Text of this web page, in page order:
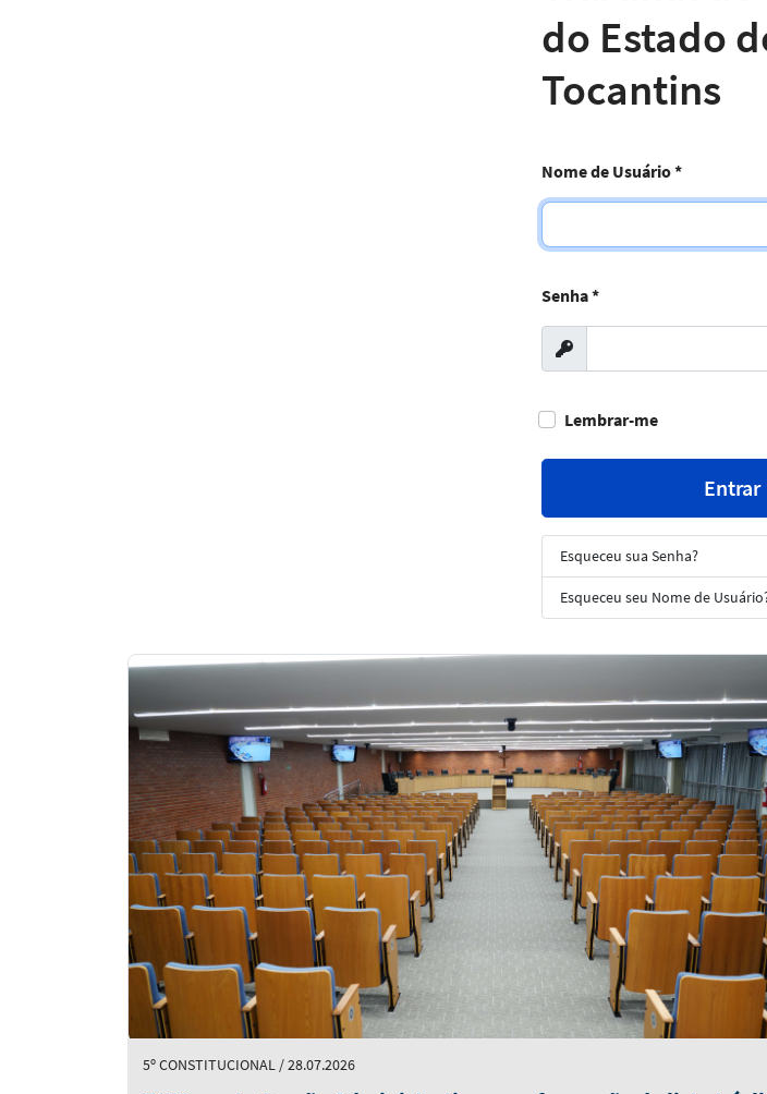
do Estado
Tocantins
Nome de Usuário*
Senha*
Exibir
Lembrar-me
Entrar
Esqueceu sua Senha?
Esqueceu seu Nome de
Notícias
em
Destaque
5º CONSTITUCIONAL / 28.07.2026